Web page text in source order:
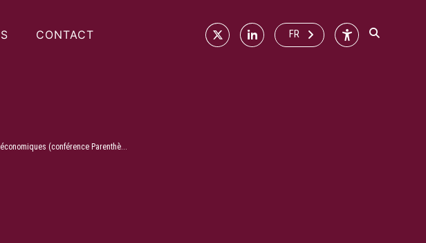
CONTACT X Linkedin
FR Accessibilité
(conférence Parenthè...